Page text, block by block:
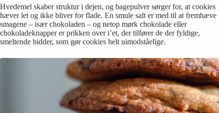
Hvedemel skaber struktur i dejen, og bagepulver sørger for, at cookies
hæver let og ikke bliver for flade. En smule salt er med til at fremhæve
smagene – især chokoladen – og netop mørk chokolade eller
chokoladeknapper er prikken over i’et, der tilfører de der fyldige,
smeltende bidder, som gør cookies helt uimodståelige.